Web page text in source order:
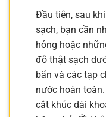
Đầu tiên, sau
sạch, bạn cần
hỏng hoặc
đỗ thật sạch
bẩn và các tạp
nước hoàn
cắt khúc dài